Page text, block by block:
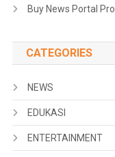
Buy News Portal Pro
CATEGORIES
NEWS
EDUKASI
ENTERTAINMENT